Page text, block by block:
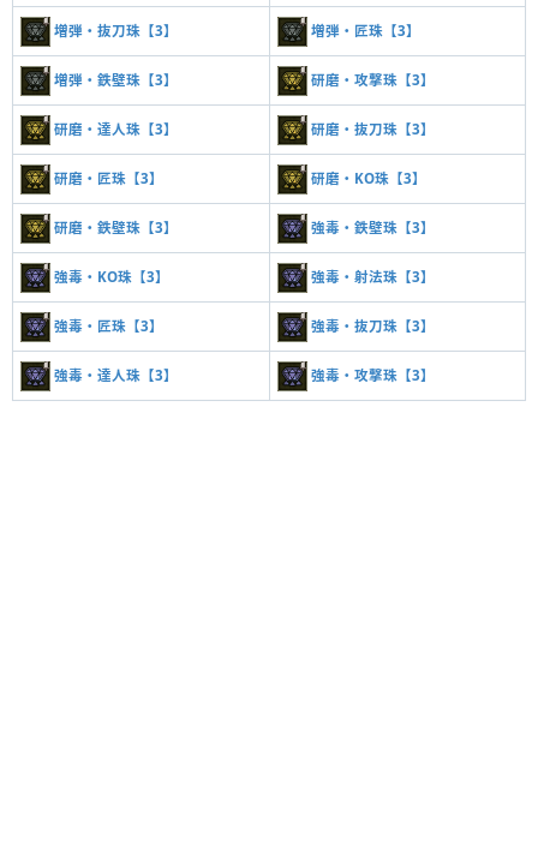
増弾・抜刀珠【3】 増弾・匠珠【3】
増弾・鉄壁珠【3】 研磨・攻撃珠【3】
研磨・達人珠【3】 研磨・抜刀珠【3】
研磨・匠珠【3】 研磨・KO珠【3】
研磨・鉄壁珠【3】 強毒・鉄壁珠【3】
強毒・KO珠【3】 強毒・射法珠【3】
強毒・匠珠【3】 強毒・抜刀珠【3】
強毒・達人珠【3】 強毒・攻撃珠【3】